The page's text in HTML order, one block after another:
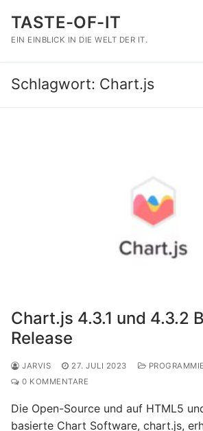
Inhalt
springen
TASTE-OF-IT
EIN EINBLICK IN DIE WELT DER IT.
Suchen nach:
Schlagwort: Chart.js
Chart.js 4.3.1 und 4.3.2
Release
JARVIS 27. JULI 2023
0 KOMMENTARE
Die Open-Source und auf HTML5
basierte Chart Software, chart.js,